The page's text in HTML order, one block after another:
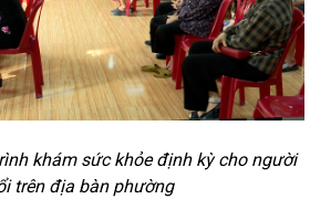
khám sức khỏe định kỳ cho người
trên địa bàn phường